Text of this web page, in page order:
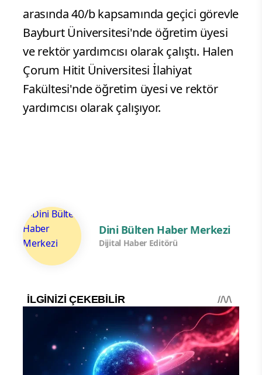
arasında 40/b kapsamında geçici görevle
Bayburt Üniversitesi'nde öğretim üyesi
ve rektör yardımcısı olarak çalıştı. Halen
Çorum Hitit Üniversitesi İlahiyat
Fakültesi'nde öğretim üyesi ve rektör
yardımcısı olarak çalışıyor.
Dini Bülten Haber Merkezi
Dijital Haber Editörü